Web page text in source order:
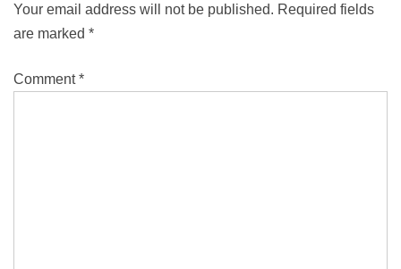
Your email address will not be published. Required fields
are marked *
Comment*